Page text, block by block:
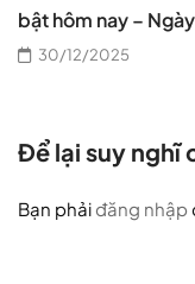
bật hôm nay –
12 30/12/2025
Để lại suy nghĩ
Bạn phải đăng nhập